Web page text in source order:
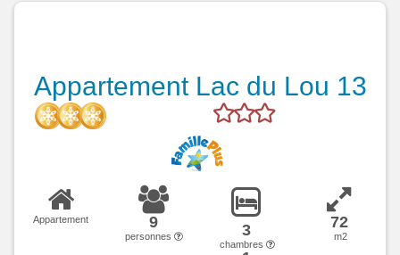
Appartement Lac du Lou 13
Appartement 9
personnes 3
chambres
72
m2